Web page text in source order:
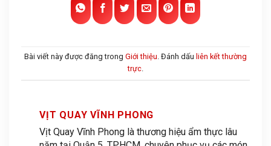
Bài viết này được đăng trong Giới thiệu. Đánh dấu liên kết thường
trực.
VỊT QUAY VĨNH PHONG
Vịt Quay Vĩnh Phong là thương hiệu ẩm thực lâu